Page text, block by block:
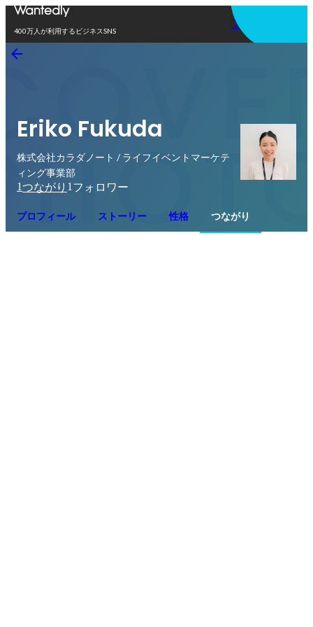
400万人が利用するビジネスSNS
アプリを使う
Eriko Fukuda
株式会社カラダノート / ライフイベントマーケテ
ィング事業部
1つながり 1 フォロワー
プロフィール ストーリー 性格 つながり